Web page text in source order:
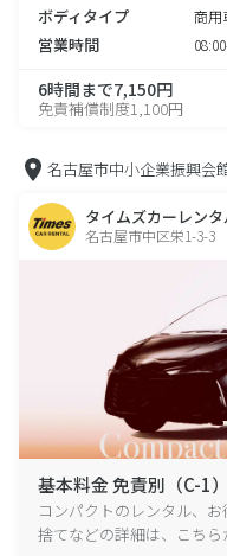
ボディタイプ 商用
営業時間
6時間まで7,150円
免責補償制度1,100円
名古屋市中小企業振興会
タイムズカーレン
名古屋市中区栄1-3-3
基本料金 免責別（C-1）
コンパクトのレンタル、
捨てなどの詳細は、こちら